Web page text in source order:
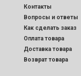
Контакты
Вопросы и ответы
Как сделать заказ
Оплата товара
Доставка товара
Возврат товара